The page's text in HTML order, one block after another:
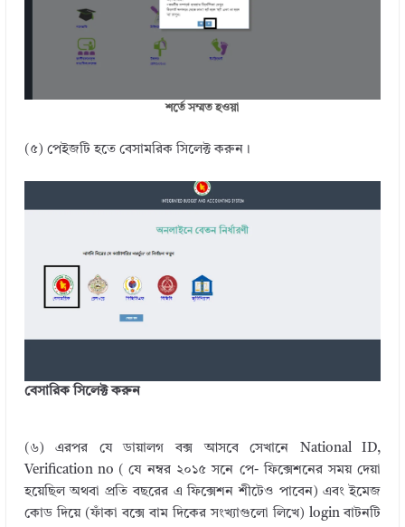
শর্তে সম্মত হওয়া
(৫) পেইজটি হতে বেসামরিক সিলেক্ট করুন।
বেসারিক সিলেক্ট করুন
(৬) এরপর যে ডায়ালগ বক্স আসবে সেখানে National ID,
Verification no ( যে নম্বর ২০১৫ সনে পে- ফিক্সেশনের সময় দেয়া
হয়েছিল অথবা প্রতি বছরের এ ফিক্সেশন শীটেও পাবেন) এবং ইমেজ
কোড দিয়ে (ফাঁকা বক্সে বাম দিকের সংখ্যাগুলো লিখে) login বাটনটি